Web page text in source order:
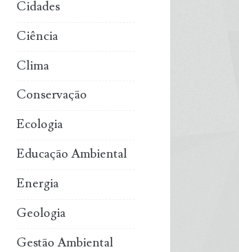
Cidades
Ciência
Clima
Conservação
Ecologia
Educação Ambiental
Energia
Geologia
Gestão Ambiental